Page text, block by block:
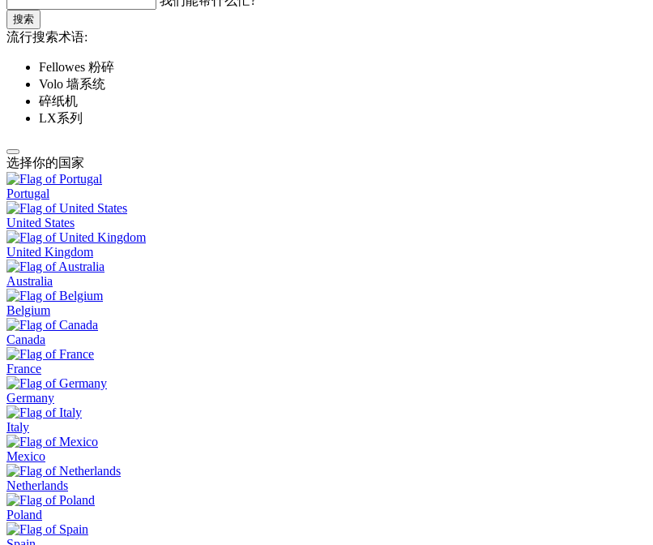
搜索
流行搜索术语:
Fellowes 粉碎
Volo 墙系统
碎纸机
LX系列
选择你的国家
Portugal
United States
United Kingdom
Australia
Belgium
Canada
France
Germany
Italy
Mexico
Netherlands
Poland